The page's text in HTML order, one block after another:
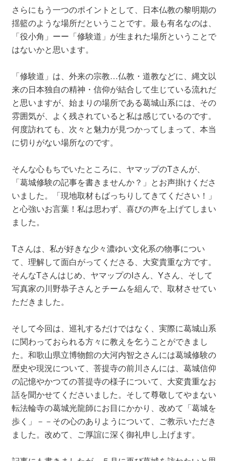
さらにもう一つのポイントとして、日本仏教の黎明期の
揺籃のような場所だということです。最も有名なのは、
「役小角」ーー「修験道」が生まれた場所ということで
はないかと思います。
「修験道」は、外来の宗教…仏教・道教などに、縄文以
来の日本独自の精神・信仰が結合して生じている流れだ
と思いますが、始まりの場所である葛城山系には、その
雰囲気が、よく残されていると私は感じているのです。
何度訪れても、次々と魅力が見つかってしまって、本当
に切りがない場所なのです。
そんな心もちでいたところに、ヤマップのTさんが、
「葛城修験の記事を書きませんか？」とお声掛けくださ
いました。「現地取材もばっちりしてきてください！」
と心強いお言葉！私は思わず、喜びの声を上げてしまい
ました。
Tさんは、私が好きな少々濃ゆい文化系の物事につい
て、理解して面白がってくださる、大変貴重な方です。
そんなTさんはじめ、ヤマップのIさん、Yさん、そして
写真家の川野恭子さんとチームを組んで、取材させてい
ただきました。
そして今回は、巡礼するだけではなく、実際に葛城山系
に関わっておられる方々に教えを乞うことができまし
た。和歌山県立博物館の大河内智之さんには葛城修験の
歴史や現況について、菩提寺の前川さんには、葛城信仰
の記憶やかつての菩提寺の様子について、大変貴重なお
話を聞かせてくださいました。そして尊敬してやまない
転法輪寺の葛城光龍師にお目にかかり、改めて「葛城を
歩く」－－その心のありようについて、ご教示いただき
ました。改めて、ご厚誼に深く御礼申し上げます。